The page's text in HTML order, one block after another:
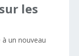
sur les
à un nouveau